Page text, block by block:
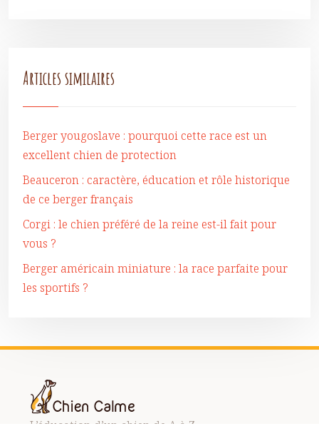
Articles similaires
Berger yougoslave : pourquoi cette race est un
excellent chien de protection
Beauceron : caractère, éducation et rôle historique
de ce berger français
Corgi : le chien préféré de la reine est-il fait pour
vous ?
Berger américain miniature : la race parfaite pour
les sportifs ?
L’éducation d’un chien de A à Z